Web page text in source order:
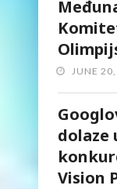
JUNE
dolaze
Vision